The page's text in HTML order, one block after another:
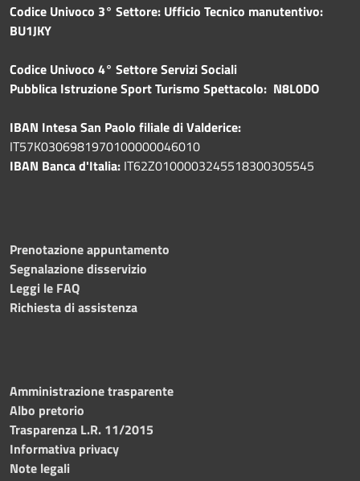
Codice Univoco 3° Settore: Ufficio Tecnico manutentivo:
BU1JKY
Codice Univoco 4° Settore Servizi Sociali
Pubblica Istruzione Sport Turismo Spettacolo: N8L0DO
IBAN Intesa San Paolo filiale di Valderice:
IT57K0306981970100000046010
IBAN Banca d'Italia: IT62Z0100003245518300305545
Prenotazione appuntamento
Segnalazione disservizio
Leggi le FAQ
Richiesta di assistenza
Amministrazione trasparente
Albo pretorio
Trasparenza L.R. 11/2015
Informativa privacy
Note legali